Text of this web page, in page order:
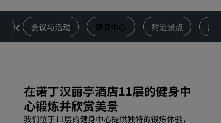
会议与活动 健身中心 附近景点 服
在诺丁汉丽亭酒店11层的健身中
心锻炼并欣赏美景
我们位于11层的健身中心提供独特的锻炼体验，